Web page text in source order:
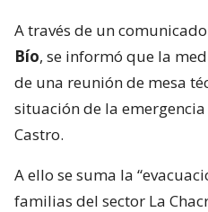
A través de un
Bío, se informó que la
de una reunión de mesa
situación de la
Castro.
A ello se suma la
familias del sector La